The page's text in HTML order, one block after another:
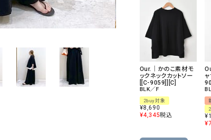
ソックス・その他雑貨
Antiquite's（
Audition（オ
blue willow（
blue willow（
CUBE
CONVERSE
Our.｜かのこ素材モ
ックネックカットソー
[[C-9059]][C]
BLK／F
2buy対象
¥8,690
¥4,345税込 ¥
¥